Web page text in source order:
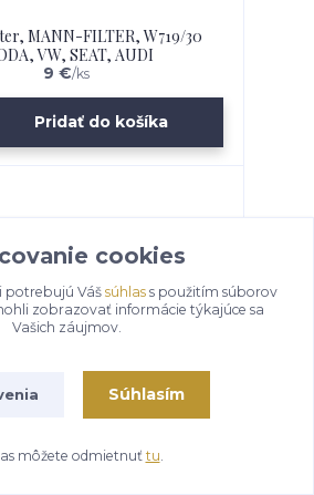
MANN-FILTER, W719/30
VW, SEAT, AUDI
9 €/ks
Pridať do košíka
cookies
potrebujú Váš súhlass použitím súborov
zobrazovať informácie týkajúce sa
Vašich záujmov.
Súhlasím
môžete odmietnuť tu